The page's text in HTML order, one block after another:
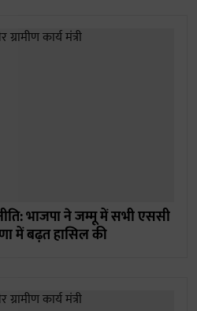
भाजपा ने जम्मू में सभी एससी
में बढ़त हासिल की